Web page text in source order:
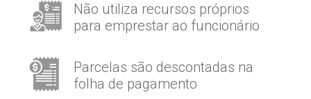
Não utiliza recursos próprios
para emprestar ao funcionário
Parcelas são descontadas na
folha de pagamento